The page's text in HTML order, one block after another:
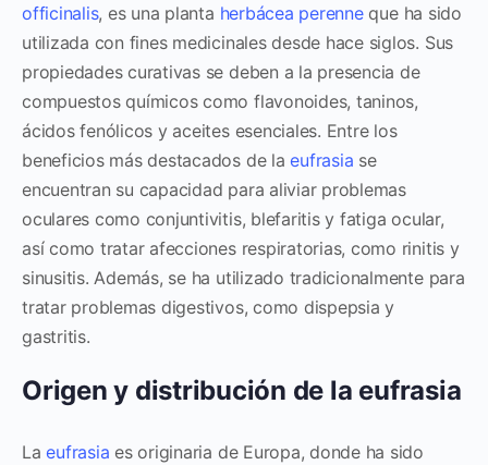
officinalis, es una planta herbácea perenneque ha sido
utilizada con fines medicinales desde hace siglos. Sus
propiedades curativas se deben a la presencia de
compuestos químicos como flavonoides, taninos,
ácidos fenólicos y aceites esenciales. Entre los
beneficios más destacados de laeufrasia se
encuentran su capacidad para aliviar problemas
oculares como conjuntivitis, blefaritis y fatiga ocular,
así como tratar afecciones respiratorias, como rinitis y
sinusitis. Además, se ha utilizado tradicionalmente para
tratar problemas digestivos, como dispepsia y
gastritis.
Origen y distribución de la eufrasia
Laeufrasia es originaria de Europa, donde ha sido